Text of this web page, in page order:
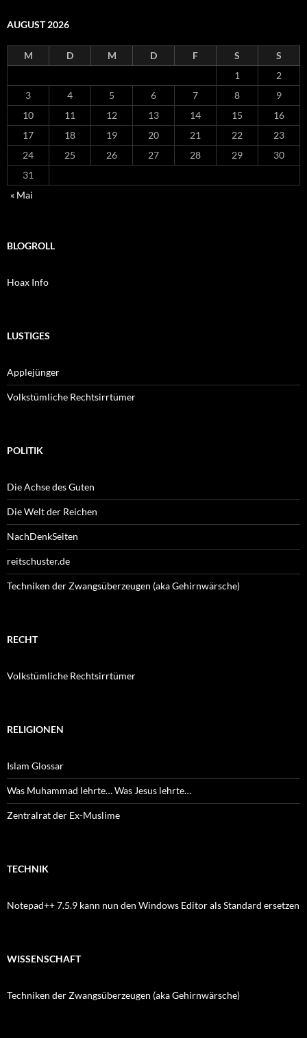
AUGUST 2026
M D M D F S
S
1
2
3
4 5 6 7 8
9
10
11 12 13 14 15
16
17
18 19 20 21 22
23
24
25 26 27 28 29
30
31
« Mai
BLOGROLL
Hoax Info
LUSTIGES
Applejünger
Volkstümliche Rechtsirrtümer
POLITIK
Die Achse des Guten
Die Welt der Reichen
NachDenkSeiten
reitschuster.de
Techniken der Zwangsüberzeugen (aka Gehirnwärsche)
RECHT
Volkstümliche Rechtsirrtümer
RELIGIONEN
Islam Glossar
Was Muhammad lehrte… Was Jesus lehrte…
Zentralrat der Ex-Muslime
TECHNIK
Notepad++ 7.5.9 kann nun den Windows Editor als Standard ersetzen
WISSENSCHAFT
Techniken der Zwangsüberzeugen (aka Gehirnwärsche)